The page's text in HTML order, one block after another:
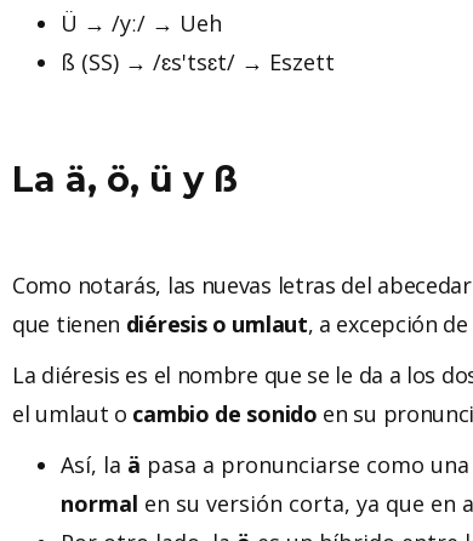
Ü → /yː/ → Ueh
ß (SS) → /ɛs'tsɛt/ → Eszett
La ä, ö, ü y ß
Como notarás, las nuevas letras del
que tienen diéresis o umlaut, a excepción de
La diéresis es el nombre que se le da a los
el umlaut o cambio de sonido en su
Así, la ä pasa a pronunciarse como una
normal en su versión corta, ya que en